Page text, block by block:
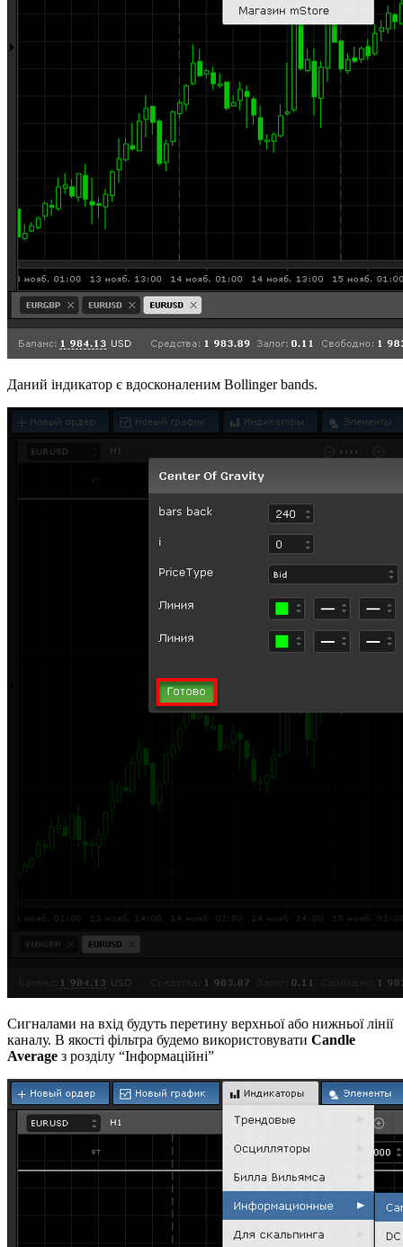
Даний індикатор є вдосконаленим Bollinger bands.
Сигналами на вхід будуть перетину верхньої або нижньої лінії
каналу. В якості фільтра будемо використовувати Candle
Average з розділу “Інформаційні”